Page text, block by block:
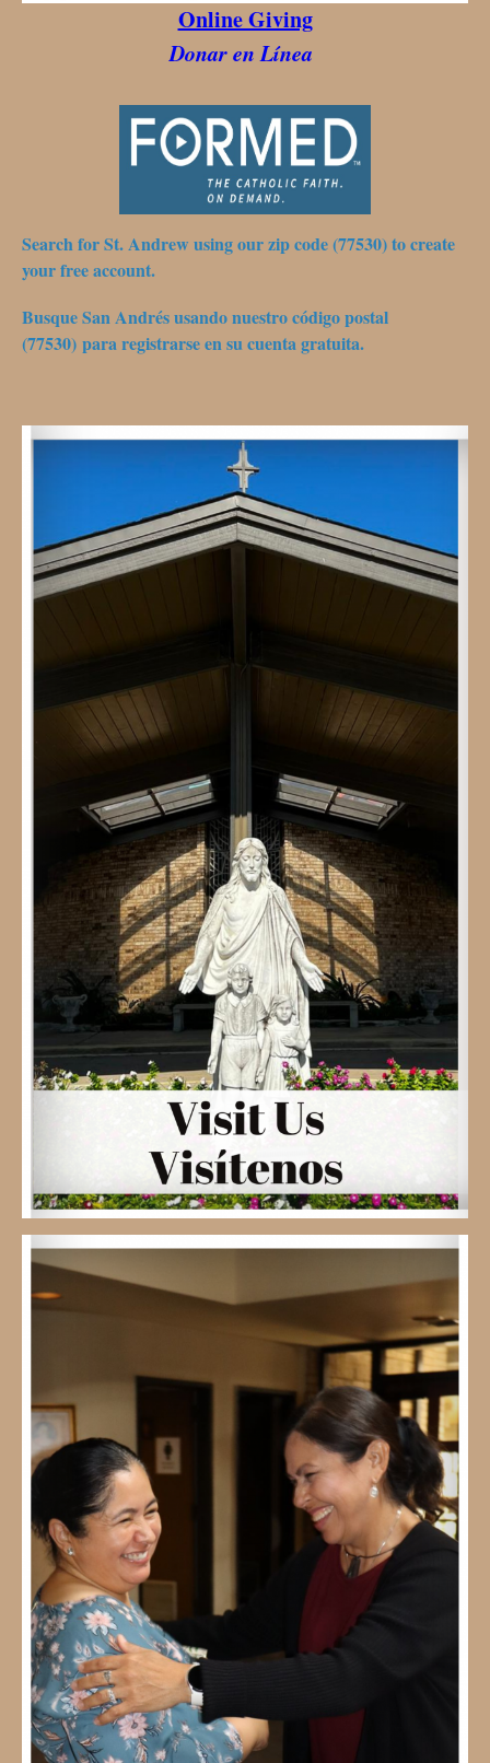
Online Giving
Donar en Línea
Search for St. Andrew using our zip code (77530) to create
your free account.
Busque San Andrés usando nuestro código postal
(77530) para registrarse en su cuenta gratuita.